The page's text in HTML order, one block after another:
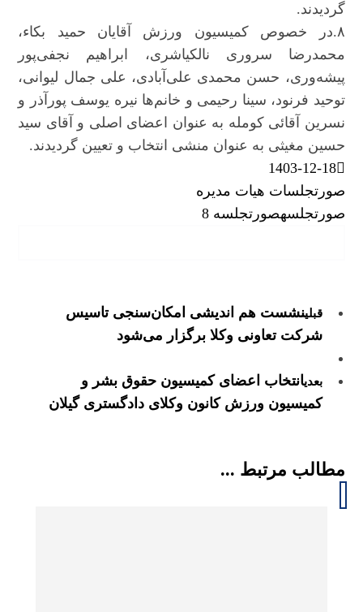
گردیدند.
۸.در خصوص کمیسیون ورزش آقایان حمید بکاء،
محمدرضا سروری نالکیاشری، ابراهیم نجفی‌پور
پیشه‌وری، حسن محمدی علی‌آبادی، علی جمال لیوانی،
توحید فرنود، سینا رحیمی و خانم‌ها نیره یوسف پورآذر و
نسرین آقائی کومله به عنوان اعضای اصلی و آقای سید
حسین مغیثی به عنوان منشی انتخاب و تعیین گردیدند.
1403-12-18
صورتجلسات هیات مدیره
صورتجلسهصورتجلسه 8
قبلینشست هم اندیشی امکان‌سنجی تاسیس
شرکت تعاونی وکلا برگزار می‌شود
بعدیانتخاب اعضای کمیسیون حقوق بشر و
کمیسیون ورزش کانون وکلای دادگستری گیلان
مطالب مرتبط ...